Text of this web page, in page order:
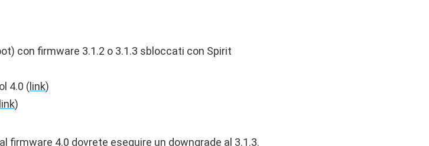
con firmware 3.1.2 o 3.1.3 sbloccati con Spirit
4.0 (link)
link)
firmware 4.0 dovrete eseguire un downgrade al 3.1.3.